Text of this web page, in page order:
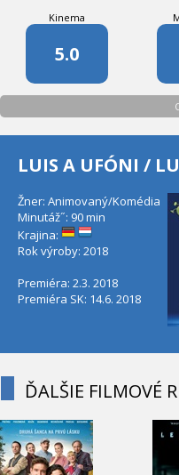
Kinema
5.0
LUIS A UFÓNI /
Žner: Animovaný/Komédia
Minutáž˝: 90 min
Krajina:
Rok výroby: 2018
Premiéra: 2.3. 2018
Premiéra SK: 14.6. 2018
ĎALŠIE FILMOVÉ